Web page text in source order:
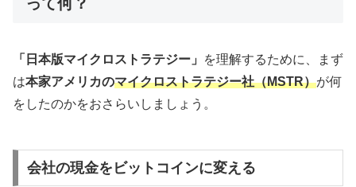
「日本版マイクロストラテジー」
を理解するために、まず
は本家アメリカのマイクロストラテジー社（MSTR）が何
をしたのかをおさらいしましょう。
会社の現金をビットコインに変える